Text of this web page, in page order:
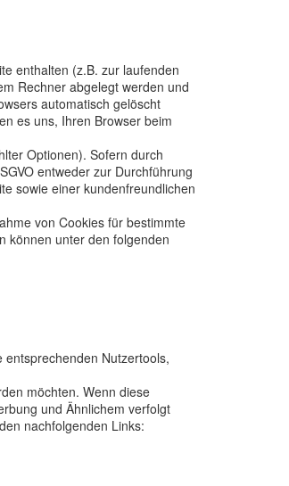
enthalten (z.B. zur laufenden
Rechner abgelegt werden und
automatisch gelöscht
es uns, Ihren Browser beim
Optionen). Sofern durch
entweder zur Durchführung
sowie einer kundenfreundlichen
von Cookies für bestimmte
können unter den folgenden
Nutzertools,
möchten. Wenn diese
und Ähnlichem verfolgt
nachfolgenden Links: